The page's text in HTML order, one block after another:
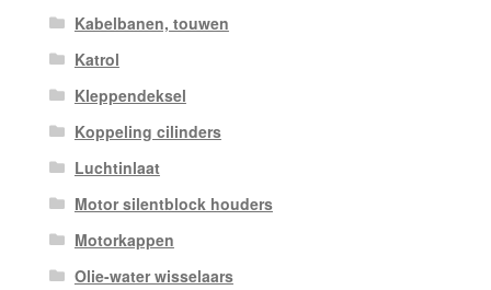
Kabelbanen, touwen
Katrol
Kleppendeksel
Koppeling cilinders
Luchtinlaat
Motor silentblock houders
Motorkappen
Olie-water wisselaars